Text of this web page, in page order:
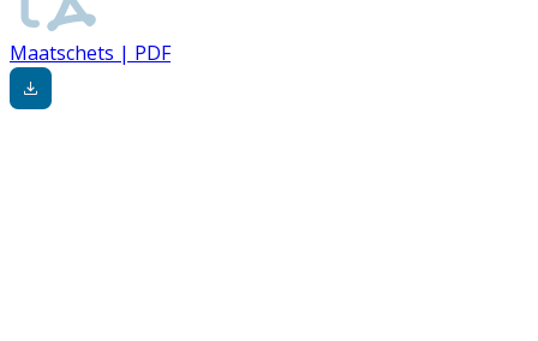
Maatschets | PDF